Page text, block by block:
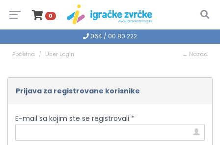
0
064 / 00 80 222
Početna User Login ← Nazad
Prijava za registrovane korisnike
E-mail sa kojim ste se registrovali *